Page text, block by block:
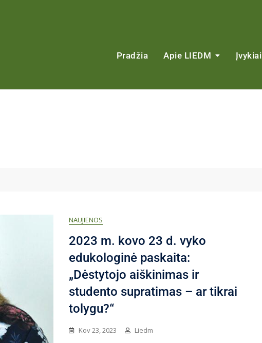
Pradžia Apie LIEDM Įvykiai
NAUJIENOS
2023 m. kovo 23 d. vyko
edukologinė paskaita:
„Dėstytojo aiškinimas ir
studento supratimas – ar tikrai
tolygu?“
Kov 23, 2023 Liedm